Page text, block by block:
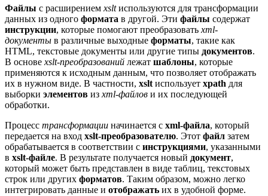
Файлы с расширениемxsltиспользуются для трансформации
данных из одного формата в другой. Эти файлы содержат
инструкции, которые помогают преобразоватьxml-
документы в различные выходные форматы, такие как
HTML, текстовые документы или другие типы документов.
В основеxslt-преобразований лежат шаблоны, которые
применяются к исходным данным, что позволяет отображать
их в нужном виде. В частности, xsltиспользует xpath для
выборки элементов изxml-файлов и их последующей
обработки.
Процесс трансформации начинается с xml-файла, который
передается на вход xslt-преобразователю. Этот файл затем
обрабатывается в соответствии с инструкциями, указанными
в xslt-файле. В результате получается новый документ,
который может быть представлен в виде таблиц, текстовых
строк или других форматов. Таким образом, можно легко
интегрировать данные и отображать их в удобной форме.